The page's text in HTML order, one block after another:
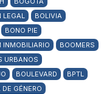
LEGAL
BOLIVIA
BONO PIE
INMOBILIARIO
BOOMERS
URBANOS
BOULEVARD
BPTL
DE GÉNERO